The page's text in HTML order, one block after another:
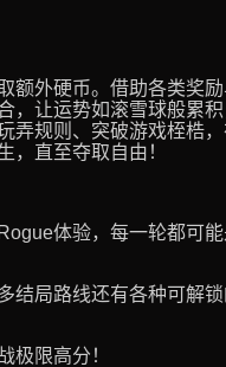
额外硬币。借助各类奖
，让运势如滚雪球般累
弄规则、突破游戏桎梏
，直至夺取自由！
体验，每一轮都可
结局路线还有各种可解
极限高分！